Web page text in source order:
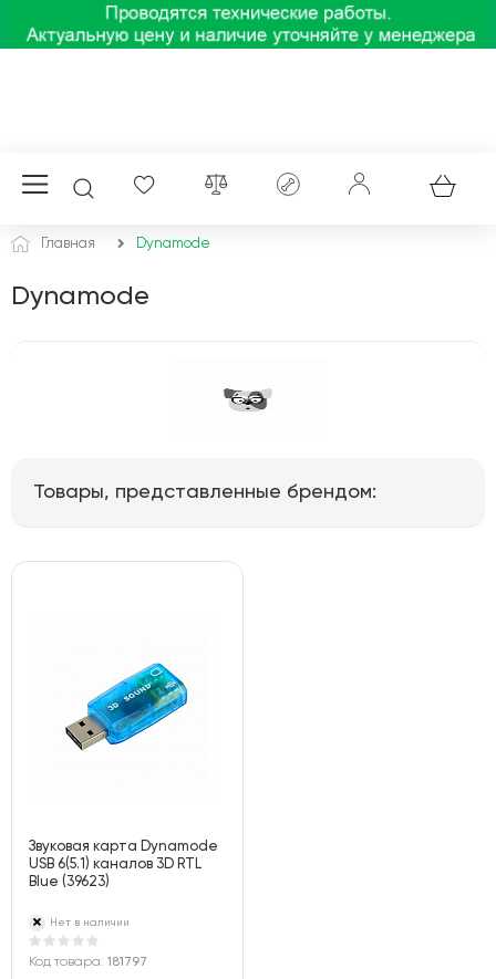
Главная Dynamode
Dynamode
Товары, представленные брендом:
Звуковая карта Dynamode
USB 6(5.1) каналов 3D RTL
Blue (39623)
Нет в наличии
Код товара: 181797